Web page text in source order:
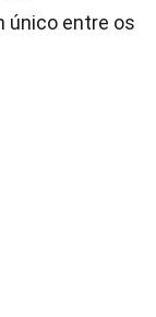
único entre os